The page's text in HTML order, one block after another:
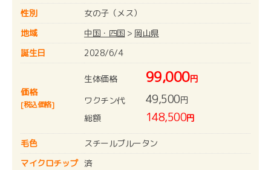
性別
女の子（メス）
地域
中国・四国 > 岡山県
誕生日
2028/6/4
価格
[税込価格]
生体価格 99,000円
ワクチン代
49,500円
総額
148,500円
毛色
スチールブルータン
マイクロチップ 済